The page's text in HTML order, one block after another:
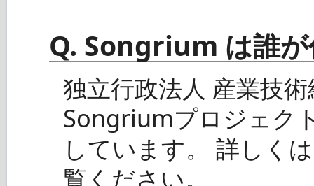
Q. Songrium は誰
独立行政法人 産業技
Songriumプロジェク
しています。 詳しくは
覧ください。